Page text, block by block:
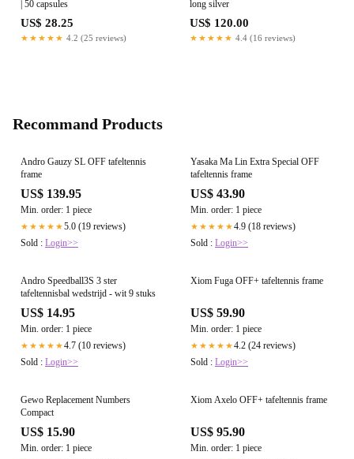
| 50 capsules
US$ 28.25
★★★★★ 4.2 (25 reviews)
long silver
US$ 120.00
★★★★★ 4.4 (16 reviews)
Recommand Products
Andro Gauzy SL OFF tafeltennis
frame
US$ 139.95
Min. order: 1 piece
★★★★★5.0 (19 reviews)
Sold : Login>>
Yasaka Ma Lin Extra Special OFF
tafeltennis frame
US$ 43.90
Min. order: 1 piece
★★★★★4.9 (18 reviews)
Sold : Login>>
Andro Speedball3S 3 ster
tafeltennisbal wedstrijd - wit 9 stuks
US$ 14.95
Min. order: 1 piece
★★★★★4.7 (10 reviews)
Sold : Login>>
Xiom Fuga OFF+ tafeltennis frame
US$ 59.90
Min. order: 1 piece
★★★★★4.2 (24 reviews)
Sold : Login>>
Gewo Replacement Numbers
Compact
US$ 15.90
Min. order: 1 piece
Xiom Axelo OFF+ tafeltennis frame
US$ 95.90
Min. order: 1 piece